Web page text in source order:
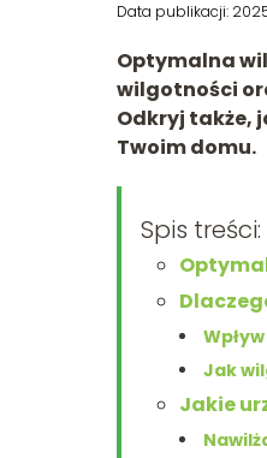
Data publikacji:
Optymalna
wilgotności
Odkryj także,
Twoim domu.
Spis treści:
Jak
Jakie